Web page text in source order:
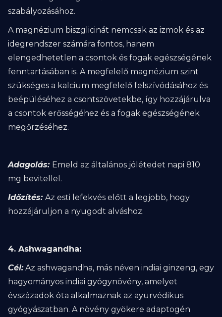
szabályozásához.
A magnézium biszglicinát nemcsak az izmok és az
idegrendszer számára fontos, hanem
elengedhetetlen a csontok és fogak egészségének
fenntartásában is. A megfelelő magnézium szint
szükséges a kalcium megfelelő felszívódásához és
beépüléséhez a csontszövetekbe, így hozzájárulva
a csontok erősségéhez és a fogak egészségének
megőrzéséhez.
Adagolás: Emeld az általános jólétedet napi 810
mg bevitellel.
Időzítés: Az esti lefekvés előtt a legjobb, hogy
hozzájáruljon a nyugodt alváshoz.
4. Ashwagandha:
Cél:Az ashwagandha, más néven indiai ginzeng, egy
hagyományos indiai gyógynövény, amelyet
évszázadok óta alkalmaznak az ayurvédikus
gyógyászatban. A növény gyökere adaptogén